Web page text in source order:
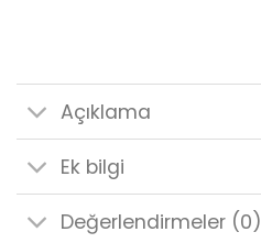
Açıklama
Ek bilgi
Değerlendirmeler (0)